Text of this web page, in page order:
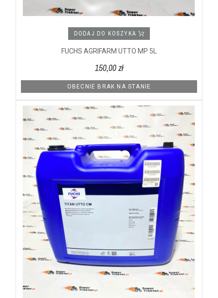
DODAJ DO KOSZYKA
FUCHS AGRIFARM UTTO MP 5L
150,00 zł
OBECNIE BRAK NA STANIE